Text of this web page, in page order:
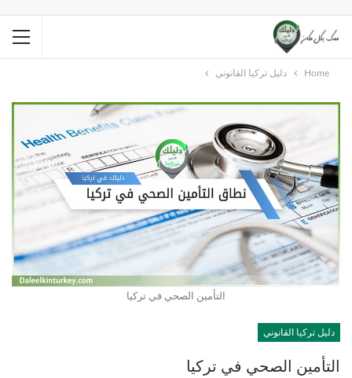
Home دليل تركيا القانوني
التأمين الصحي في تركيا
دليل تركيا القانوني
التأمين الصحي في تركيا